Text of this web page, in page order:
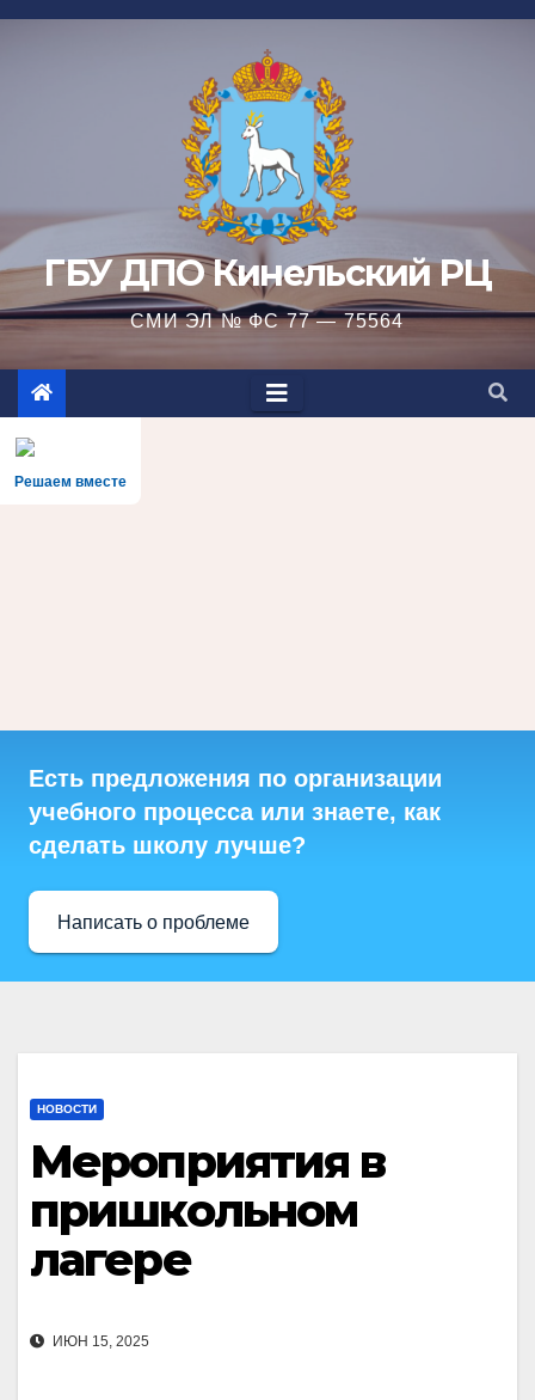
Перейти
ГБУ ДПО Кинельский РЦ
СМИ ЭЛ № ФС 77 — 75564
Решаем вместе
Есть предложения по организации
учебного процесса или знаете, как
сделать школу лучше?
Написать о проблеме
НОВОСТИ
Мероприятия в
пришкольном
лагере
ИЮН 15, 2025